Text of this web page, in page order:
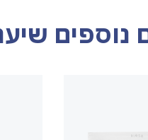
נוספים